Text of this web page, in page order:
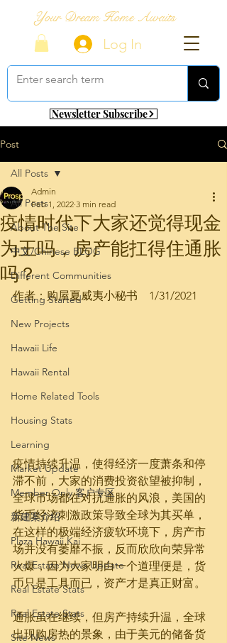
Your Dream Home Awaits
Log In
Newsletter Subscribe
Post
All Posts
About The Site
中文/Chinese BLOG
Different Communities
Getting Started
New Projects
Hawaii Life
Hawaii Rental
Home Related Tools
Housing Stats
Learning
Market Update
Member Only 客户专区
新建案介绍
Plaza Hawaii Kai
Real Estate News Update
Real Estate Stats
Real Estate Stats
Site News
All Posts
疫情时代下大家还觉得现金
为王吗，房产能扛得住通胀
吗？
Admin
Feb 1, 2022 3 min read
作者：购屋夏威夷小秘书    1/31/2021
疫情持续升温，使得经济一度萧条和停
滞不前，大家的消费投资欲望被抑制，
全球市场都在对抗通胀的风浪，美国的
货币经济刺激政策导致全球为其买单，
在这样的极端经济疲软环境下，房产市
场并没有萎靡不振，反而欣欣向荣异常
火爆，因为大家明白一个道理便是，货
币只是工具而已，资产才是真正财富。
通胀虽在继续，但房产持续升温，全球
出现购房热的景象，由于美元的储备货